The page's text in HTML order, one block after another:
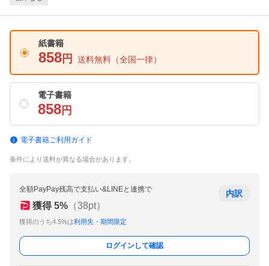
紙書籍
858 円 送料無料 （全国一律）
電子書籍
858 円
電子書籍ご利用ガイド
条件により送料が異なる場合があります。
全額PayPay残高で支払い&LINEと連携で
獲得 5% （38pt）
獲得のうち4.5%は利用先・期間限定
内訳
ログインして確認